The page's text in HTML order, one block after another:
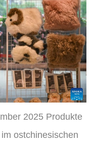
2025 Produkte
ostchinesischen